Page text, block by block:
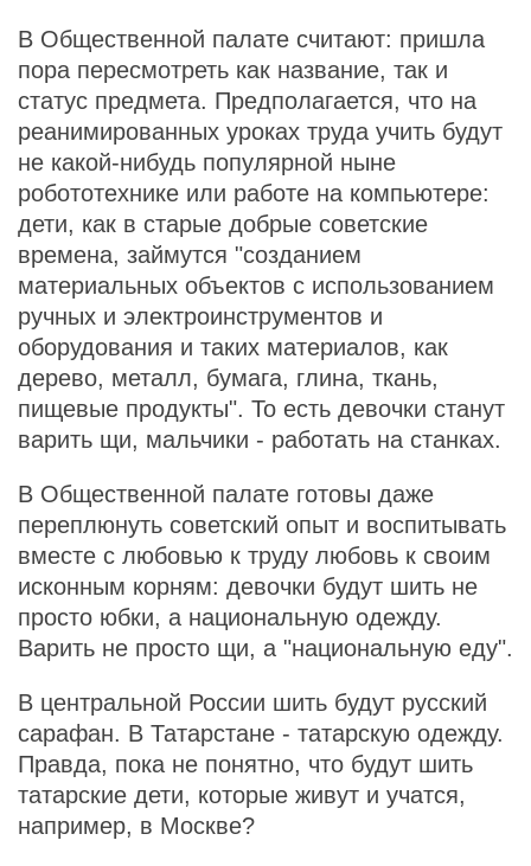
В Общественной палате считают: пришла
пора пересмотреть как название, так и
статус предмета. Предполагается, что на
реанимированных уроках труда учить будут
не какой-нибудь популярной ныне
робототехнике или работе на компьютере:
дети, как в старые добрые советские
времена, займутся "созданием
материальных объектов с использованием
ручных и электроинструментов и
оборудования и таких материалов, как
дерево, металл, бумага, глина, ткань,
пищевые продукты". То есть девочки станут
варить щи, мальчики - работать на станках.
В Общественной палате готовы даже
переплюнуть советский опыт и воспитывать
вместе с любовью к труду любовь к своим
исконным корням: девочки будут шить не
просто юбки, а национальную одежду.
Варить не просто щи, а "национальную еду".
В центральной России шить будут русский
сарафан. В Татарстане - татарскую одежду.
Правда, пока не понятно, что будут шить
татарские дети, которые живут и учатся,
например, в Москве?